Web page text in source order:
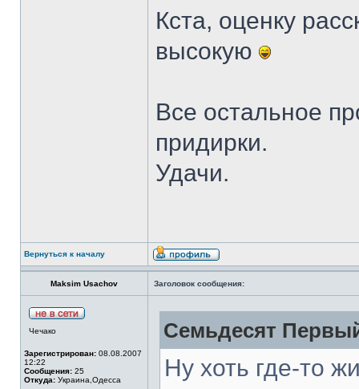
Кста, оценку
высокую
Все остальное
придирки.
Удачи.
Вернуться к началу
Maksim Usachov Заголовок сообщения:
Чечако
Зарегистрирован: 08.08.2007
12:22
Сообщения: 25
Откуда: Украина,Одесса
Семьдесят
Ну хоть где-то